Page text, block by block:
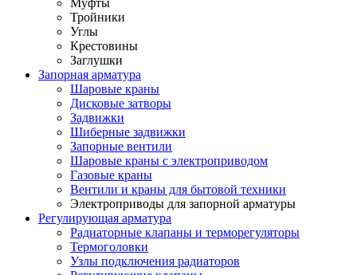
Муфты
Тройники
Углы
Крестовины
Заглушки
Запорная арматура
Шаровые краны
Дисковые затворы
Задвижки
Шиберные задвижки
Запорные вентили
Шаровые краны с электроприводом
Газовые краны
Вентили и краны для бытовой техники
Электроприводы для запорной арматуры
Регулирующая арматура
Радиаторные клапаны и терморегуляторы
Термоголовки
Узлы подключения радиаторов